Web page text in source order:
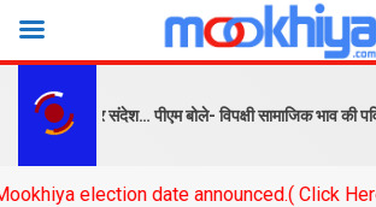
को सबक और संदेश… पीएम बोले- विपक्षी सामाजिक भाव की
election date announced.( Click Here )